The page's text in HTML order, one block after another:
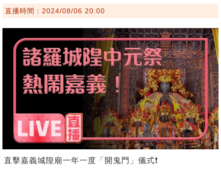
直播時間：2024/08/06 20:00
直擊嘉義城隍廟一年一度「開鬼門」儀式❗️